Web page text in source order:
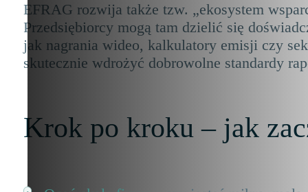
EFRAG rozwija także tzw. „ekosystem
Przedsiębiorcy mogą tam dzielić się
jak nagrania wideo, kalkulatory emisji czy
skutecznie wdrożyć dobrowolne standardy
Krok po kroku – jak